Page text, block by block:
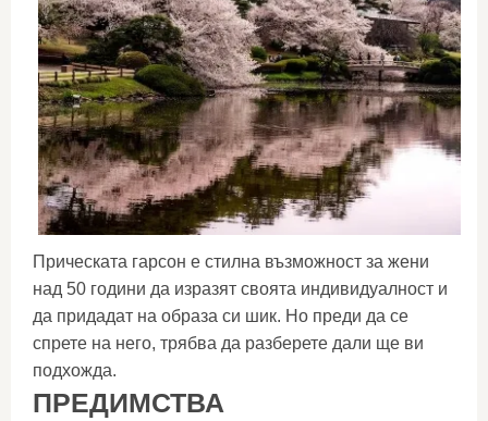
Прическата гарсон е стилна възможност за жени
над 50 години да изразят своята индивидуалност и
да придадат на образа си шик. Но преди да се
спрете на него, трябва да разберете дали ще ви
подхожда.
ПРЕДИМСТВА